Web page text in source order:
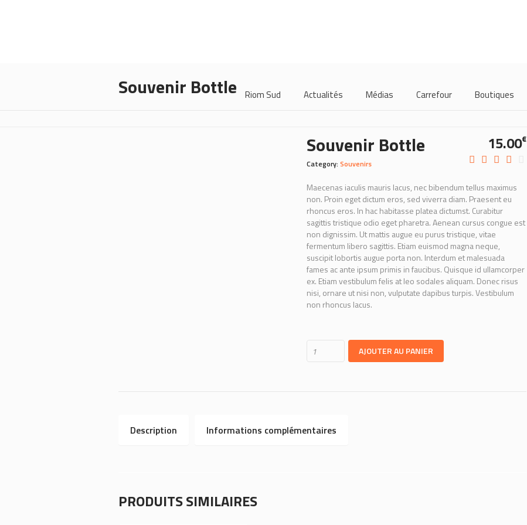
Riom Sud Actualités Médias Carrefour Boutiques
Souvenir Bottle
15.00€
Souvenir Bottle
Category: Souvenirs
Maecenas iaculis mauris lacus, nec bibendum tellus maximus
non. Proin eget dictum eros, sed viverra diam. Praesent eu
rhoncus eros. In hac habitasse platea dictumst. Curabitur
sagittis tristique odio eget pharetra. Aenean cursus congue est
non dignissim. Ut mattis augue eu purus tristique, vitae
fermentum libero sagittis. Etiam euismod magna neque,
suscipit lobortis augue porta non. Interdum et malesuada
fames ac ante ipsum primis in faucibus. Quisque id ullamcorper
ex. Etiam vestibulum felis at leo sodales aliquam. Donec risus
nisi, ornare ut nisi non, vulputate dapibus turpis. Vestibulum
non rhoncus lacus.
AJOUTER AU PANIER
Description Informations complémentaires
PRODUITS SIMILAIRES